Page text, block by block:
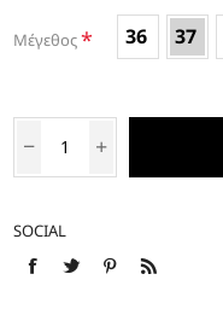
Μέγεθος* 36 37
SOCIAL